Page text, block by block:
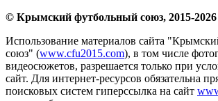
© Крымский футбольный союз, 2015-2026
Использование материалов сайта
союз" (www.cfu2015.com), в том числе
видеосюжетов, разрешается только при
сайт. Для интернет-ресурсов обязательна
поисковых систем гиперссылка на сайт